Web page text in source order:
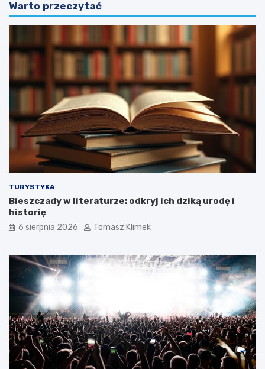
Warto przeczytać
TURYSTYKA
Bieszczady w literaturze: odkryj ich dziką urodę i
historię
6 sierpnia 2026 Tomasz Klimek